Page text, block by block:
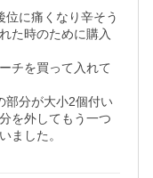
位に痛くなり辛そう
た時のために購入
チを買って入れて
部分が大小2個付い
を外してもう一つ
ました。